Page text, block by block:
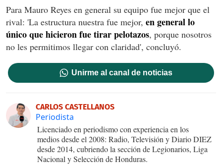
Para Mauro Reyes en general su equipo fue mejor que el
rival: 'La estructura nuestra fue mejor, en general lo
único que hicieron fue tirar pelotazos, porque nosotros
no les permitimos llegar con claridad', concluyó.
Unirme al canal de noticias
CARLOS CASTELLANOS
Periodista
Licenciado en periodismo con experiencia en los
medios desde el 2008: Radio, Televisión y Diario DIEZ
desde 2014, cubriendo la sección de Legionarios, Liga
Nacional y Selección de Honduras.